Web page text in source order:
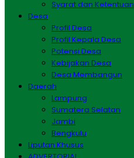
Syarat dan Ketentuan
Desa
Profil Desa
Profil Kepala Desa
Potensi Desa
Kebijakan Desa
Desa Membangun
Daerah
Lampung
Sumatera Selatan
Jambi
Bengkulu
Liputan Khusus